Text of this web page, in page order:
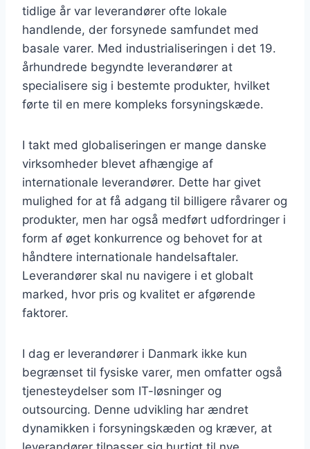
tidlige år var leverandører ofte lokale
handlende, der forsynede samfundet med
basale varer. Med industrialiseringen i det 19.
århundrede begyndte leverandører at
specialisere sig i bestemte produkter, hvilket
førte til en mere kompleks forsyningskæde.
I takt med globaliseringen er mange danske
virksomheder blevet afhængige af
internationale leverandører. Dette har givet
mulighed for at få adgang til billigere råvarer og
produkter, men har også medført udfordringer i
form af øget konkurrence og behovet for at
håndtere internationale handelsaftaler.
Leverandører skal nu navigere i et globalt
marked, hvor pris og kvalitet er afgørende
faktorer.
I dag er leverandører i Danmark ikke kun
begrænset til fysiske varer, men omfatter også
tjenesteydelser som IT-løsninger og
outsourcing. Denne udvikling har ændret
dynamikken i forsyningskæden og kræver, at